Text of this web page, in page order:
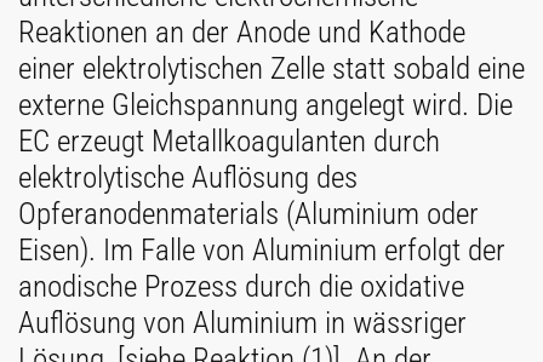
Reaktionen an der Anode und Kathode
einer elektrolytischen Zelle statt sobald eine
externe Gleichspannung angelegt wird. Die
EC erzeugt Metallkoagulanten durch
elektrolytische Auflösung des
Opferanodenmaterials (Aluminium oder
Eisen). Im Falle von Aluminium erfolgt der
anodische Prozess durch die oxidative
Auflösung von Aluminium in wässriger